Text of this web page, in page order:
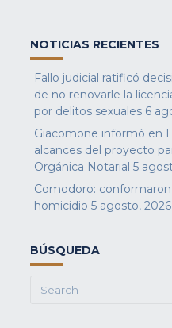
NOTICIAS RECIENTES
Fallo judicial ratificó
de no renovarle la
por delitos sexuales 6
Giacomone informó en
alcances del proyecto
Orgánica Notarial 5
Comodoro:
homicidio 5 agosto, 2026
BÚSQUEDA
Search